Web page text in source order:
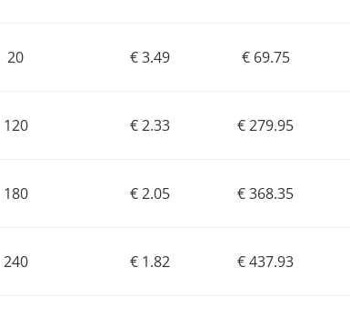
20 € 3.49 € 69.75
120 € 2.33 € 279.95
180 € 2.05 € 368.35
240 € 1.82 € 437.93